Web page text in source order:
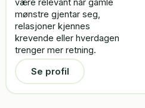
være relevant når gamle
mønstre gjentar seg,
relasjoner kjennes
krevende eller hverdagen
trenger mer retning.
Se profil